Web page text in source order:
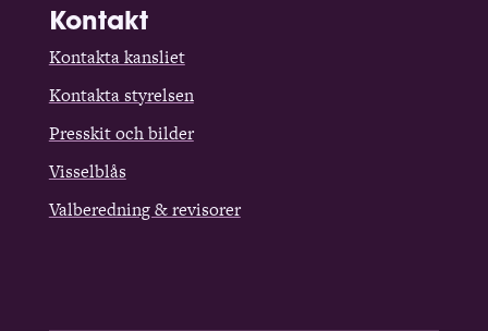
Kontakt
Kontakta kansliet
Kontakta styrelsen
Presskit och bilder
Visselblås
Valberedning & revisorer